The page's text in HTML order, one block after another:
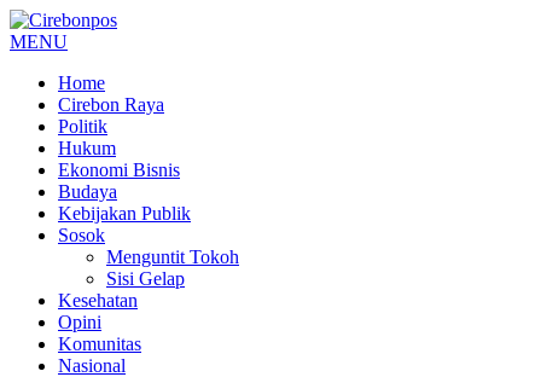
MENU
Home
Cirebon Raya
Politik
Hukum
Ekonomi Bisnis
Budaya
Kebijakan Publik
Sosok
Menguntit Tokoh
Sisi Gelap
Kesehatan
Opini
Komunitas
Nasional